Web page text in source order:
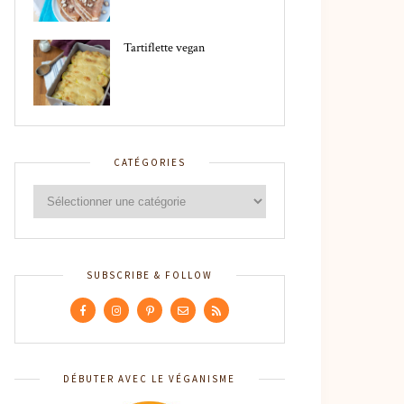
Tartiflette vegan
CATÉGORIES
SUBSCRIBE & FOLLOW
DÉBUTER AVEC LE VÉGANISME